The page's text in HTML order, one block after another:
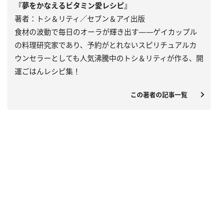
『夢をかなえるビタミン愛レシピ』
著者：トシ＆リティ／セブン＆アイ出版
食材の波動で毎日のオーラが輝き出す――ゲイカップル
の料理研究家であり、予約がとれないスピリチュアルカ
ウンセラーとしても人気沸騰中のトシ＆リティが作る、開
運ごはんレシピ集！
この著者の記事一覧